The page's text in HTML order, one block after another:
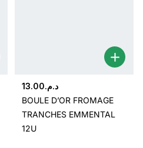
د.م.13.00
BOULE D’OR FROMAGE
TRANCHES EMMENTAL
12U